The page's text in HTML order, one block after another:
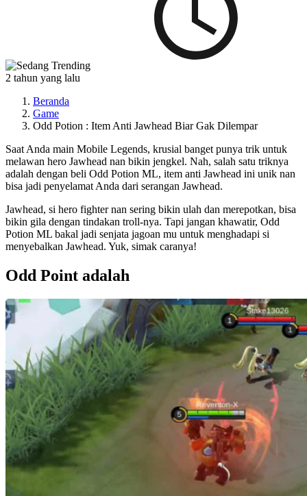
2 tahun yang lalu
Beranda
Game
Odd Potion : Item Anti Jawhead Biar Gak Dilempar
Saat Anda main Mobile Legends, krusial banget punya trik untuk
melawan hero Jawhead nan bikin jengkel. Nah, salah satu triknya
adalah dengan beli Odd Potion ML, item anti Jawhead ini unik nan
bisa jadi penyelamat Anda dari serangan Jawhead.
Jawhead, si hero fighter nan sering bikin ulah dan merepotkan, bisa
bikin gila dengan tindakan troll-nya. Tapi jangan khawatir, Odd
Potion ML bakal jadi senjata jagoan mu untuk menghadapi si
menyebalkan Jawhead. Yuk, simak caranya!
Odd Point adalah